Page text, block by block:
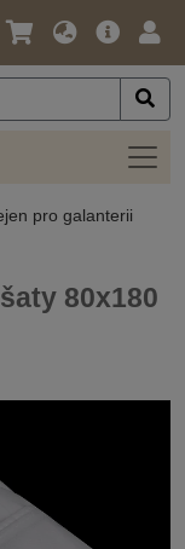
Jazyk
Měna
Hlavní
pro galanterii
80x180